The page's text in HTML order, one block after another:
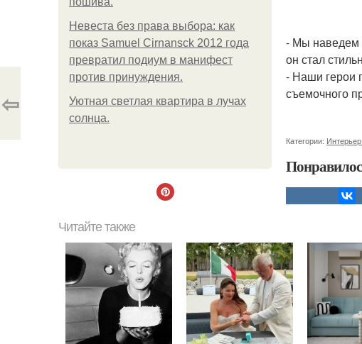
Невеста без права выбора: как
показ Samuel Cirnansck 2012 года
превратил подиум в манифест
против принуждения.
Уютная светлая квартира в лучах
солнца.
- Мы наведем
он стал
- Наши герои
съемочного
Категории:
⇦
Читайте также